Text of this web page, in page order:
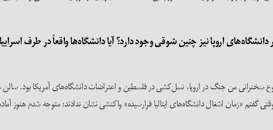
دانشگاه‌های اروپا نیز چنین شوقی وجود دارد؟ آیا دانشگاهها واقعاً در طرف
سخنرانی من جنگ در اروپا، نسل‌کشی در فلسطین و اعتراضات دانشگاه‌های آمریکا بود.
گفتم «زمان اشغال دانشگاه‌های ایتالیا فرارسیده» واکنشی نشان ندادند؛ متوجه شدم هنوز